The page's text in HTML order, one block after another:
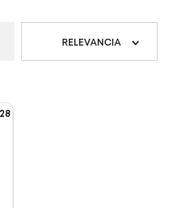
RELEVANCIA